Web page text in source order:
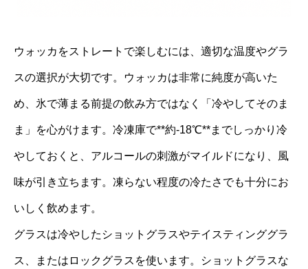
ウォッカをストレートで楽しむには、適切な温度やグラ
スの選択が大切です。ウォッカは非常に純度が高いた
め、氷で薄まる前提の飲み方ではなく「冷やしてそのま
ま」を心がけます。冷凍庫で**約-18℃**までしっかり冷
やしておくと、アルコールの刺激がマイルドになり、風
味が引き立ちます。凍らない程度の冷たさでも十分にお
いしく飲めます。
グラスは冷やしたショットグラスやテイスティンググラ
ス、またはロックグラスを使います。ショットグラスな